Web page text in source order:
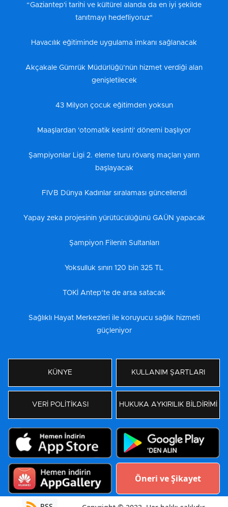
“Gaziantep'i tarihi ve kültürel alanda da en iyi şekilde
tanıtmayı hedefliyoruz"
Havacılık eğitiminde uygulama imkanı sağlanacak
Akçakale Gümrük Müdürlüğü’nün hizmet verdiği alan
genişletilecek
43 Milyon çocuk eğitimden yoksun
Maaşlardan 'otomatik kesinti' dönemi başlıyor
Şampiyonlar Ligi 2. eleme turu rövanş maçları yarın
başlayacak
FIVB Dünya Kadınlar sıralaması güncellendi
Yapay zeka projesinin yürütücülüğünü GAÜN yapacak
Şampiyon Filenin Sultanları
Yoksulluk sınırı 120 bin 325 TL
TOKİ Antep’te de arsa satacak
Sağlıklı Hayat Merkezleri ile koruyucu sağlık hizmeti
güçleniyor
KÜNYE KULLANIM ŞARTLARI
VERİ POLİTİKASI HUKUKA AYKIRILIK BİLDİRİMİ
Öneri ve Şikayet